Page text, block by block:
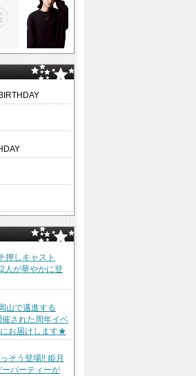
押しキャスト
人が華やかに登
山で邁進する
された周年イベ
お届けします★
そう登場!! 姫月
パーティーが